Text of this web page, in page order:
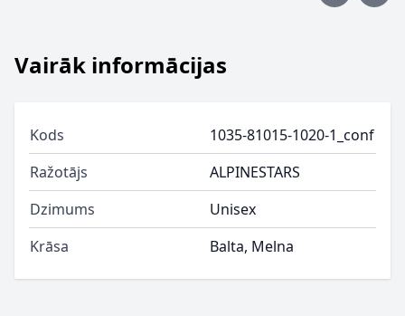
Vairāk informācijas
Kods
1035-81015-1020-1_conf
Ražotājs
ALPINESTARS
Dzimums
Unisex
Krāsa
Balta, Melna